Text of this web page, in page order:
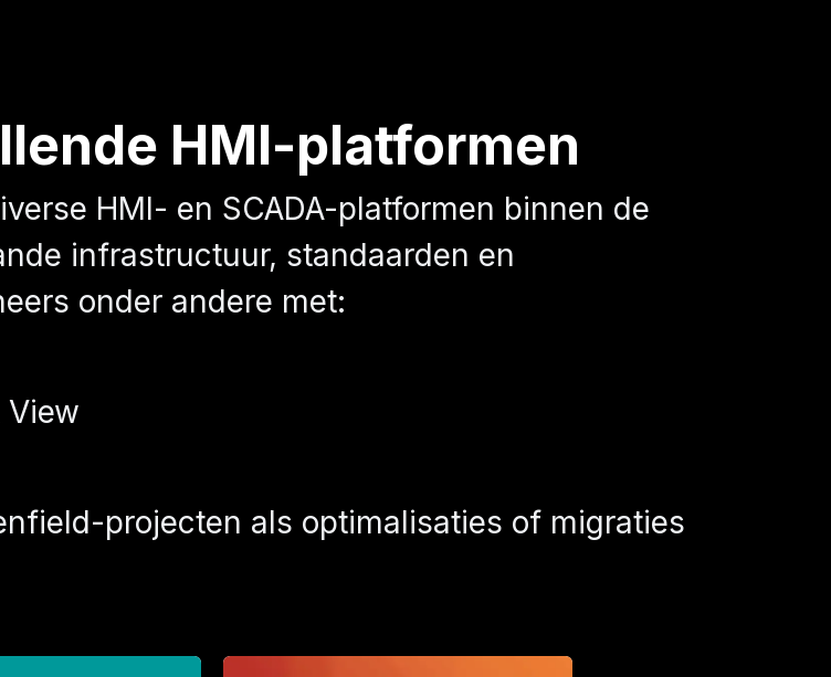
HMI-platformen
HMI- en SCADA-platformen binnen de
infrastructuur, standaarden en
onder andere met:
View
projecten als optimalisaties of migraties